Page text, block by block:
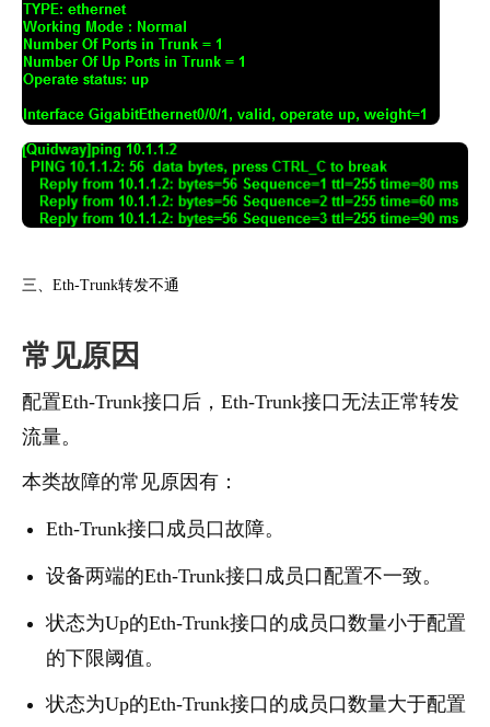
三、Eth-Trunk转发不通
常见原因
配置Eth-Trunk接口后，Eth-Trunk接口无法正常转发
流量。
本类故障的常见原因有：
Eth-Trunk接口成员口故障。
设备两端的Eth-Trunk接口成员口配置不一致。
状态为Up的Eth-Trunk接口的成员口数量小于配置
的下限阈值。
状态为Up的Eth-Trunk接口的成员口数量大于配置